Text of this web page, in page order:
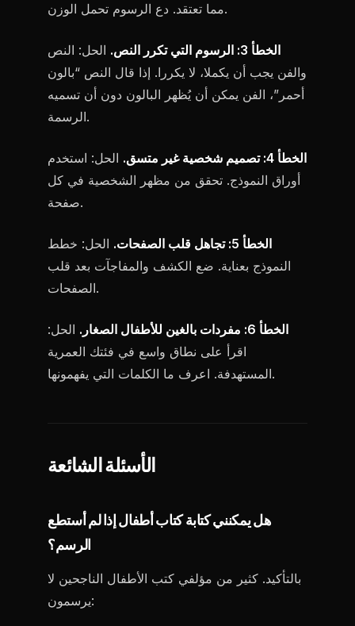
مما تعتقد. دع الرسوم تحمل الوزن.
الخطأ 3: الرسوم التي تكرر النص.
الحل: النص
والفن يجب أن يكملا، لا يكررا. إذا قال النص “بالون
أحمر”، الفن يمكن أن يُظهر البالون دون أن تسميه
الرسمة.
الخطأ 4: تصميم شخصية غير متسق.
الحل: استخدم
أوراق النموذج. تحقق من مظهر الشخصية في كل
صفحة.
الخطأ 5: تجاهل قلب الصفحات.
الحل: خطط
النموذج بعناية. ضع الكشف والمفاجآت بعد قلب
الصفحات.
الخطأ 6: مفردات بالغين للأطفال الصغار.
الحل:
اقرأ على نطاق واسع في فئتك العمرية
المستهدفة. اعرف ما الكلمات التي يفهمونها.
الأسئلة الشائعة
هل يمكنني كتابة كتاب أطفال إذا لم أستطع
الرسم؟
بالتأكيد. كثير من مؤلفي كتب الأطفال الناجحين لا
يرسمون: